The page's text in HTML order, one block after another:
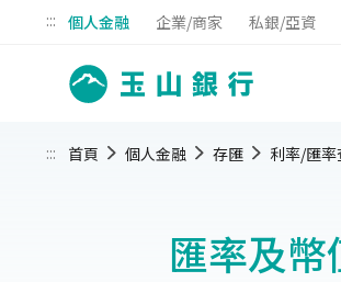
::: 個人金融 企業/商家 私銀/亞資
:::
匯率及幣
首頁 個人金融 存匯 利率/匯率